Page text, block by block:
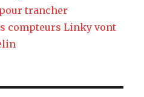
trancher
compteurs Linky vont